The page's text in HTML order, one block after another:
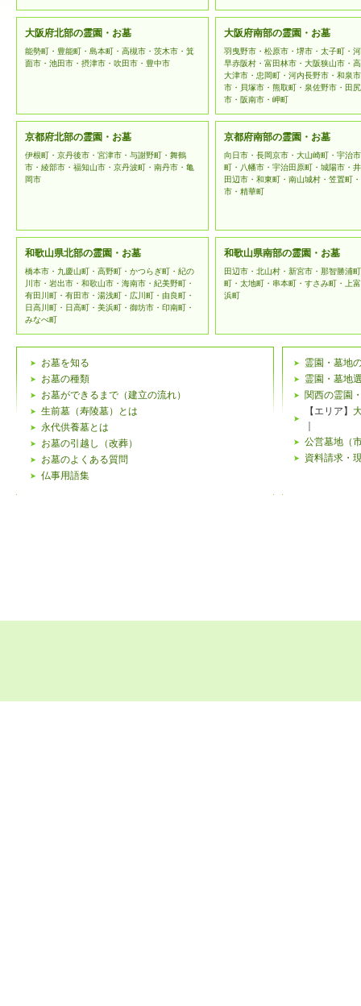
大阪府北部の霊園・お墓
能勢町・豊能町・島本町・高槻市・茨木市・箕
面市・池田市・摂津市・吹田市・豊中市
大阪府南部の霊園・お墓
羽曳野市・松原市・堺市・太子町・
早赤阪村・富田林市・大阪狭山市・
大津市・忠岡町・河内長野市・和泉
市・貝塚市・熊取町・泉佐野市・田
市・阪南市・岬町
京都府北部の霊園・お墓
伊根町・京丹後市・宮津市・与謝野町・舞鶴
市・綾部市・福知山市・京丹波町・南丹市・亀
岡市
京都府南部の霊園・お墓
向日市・長岡京市・大山崎町・宇治
町・八幡市・宇治田原町・城陽市・
田辺市・和東町・南山城村・笠置町
市・精華町
和歌山県北部の霊園・お墓
橋本市・九慶山町・高野町・かつらぎ町・紀の
川市・岩出市・和歌山市・海南市・紀美野町・
有田川町・有田市・湯浅町・広川町・由良町・
日高川町・日高町・美浜町・御坊市・印南町・
みなべ町
和歌山県南部の霊園・お墓
田辺市・北山村・新宮市・那智勝浦
町・太地町・串本町・すさみ町・上
浜町
お墓を知る
お墓の種類
お墓ができるまで（建立の流れ）
生前墓（寿陵墓）とは
永代供養墓とは
お墓の引越し（改葬）
お墓のよくある質問
仏事用語集
霊園・墓地
霊園・墓地
関西の霊園
【エリア】
公営墓地（
資料請求・